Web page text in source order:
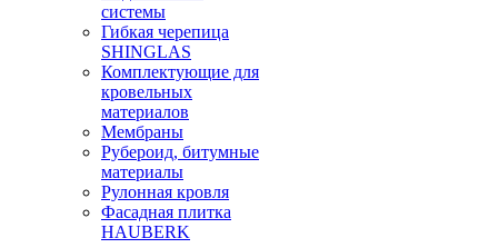
системы
Гибкая черепица
SHINGLAS
Комплектующие для
кровельных
материалов
Мембраны
Рубероид, битумные
материалы
Рулонная кровля
Фасадная плитка
HAUBERK